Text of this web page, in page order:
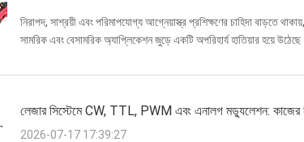
নিরাপদ, সাশ্রয়ী এবং পরিমাপযোগ্য আগ্নেয়াস্ত্র প্রশিক্ষণের চাহিদা বাড়তে
সামরিক এবং বেসামরিক অ্যাপ্লিকেশন জুড়ে একটি অপরিহার্য হাতিয়ার হয়ে
লেজার সিস্টেমে CW, TTL, PWM এবং এনালগ মড্যুলেশন: কাজের
2026-07-17 17:39:27